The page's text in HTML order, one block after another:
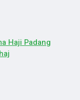
Haji Padang